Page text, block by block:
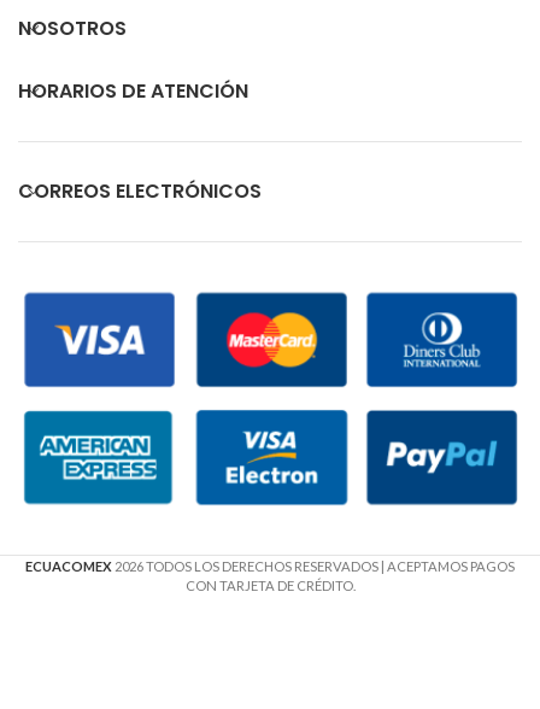
NOSOTROS
HORARIOS DE ATENCIÓN
CORREOS ELECTRÓNICOS
ECUACOMEX 2026 TODOS LOS DERECHOS RESERVADOS | ACEPTAMOS PAGOS
CON TARJETA DE CRÉDITO.